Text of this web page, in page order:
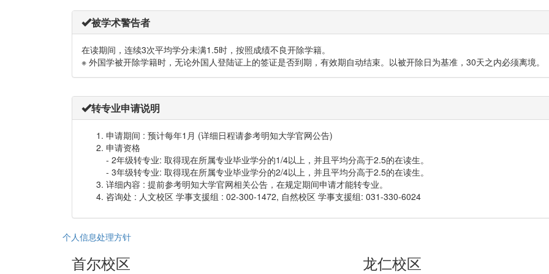
被学术警告者
在读期间，连续3次平均学分未满1.5时，按照成绩不良开除学籍。
※ 外国学被开除学籍时，无论外国人登陆证上的签证是否到期，有效期自动结束。以被开除日为基准，30天之内必须离境。
转专业申请说明
申请期间 : 预计每年1月 (详细日程请参考明知大学官网公告)
申请资格
- 2年级转专业: 取得现在所属专业毕业学分的1/4以上，并且平均分高于2.5的在读生。
- 3年级转专业: 取得现在所属专业毕业学分的2/4以上，并且平均分高于2.5的在读生。
详细内容 : 提前参考明知大学官网相关公告，在规定期间申请才能转专业。
咨询处 : 人文校区 学事支援组 : 02-300-1472, 自然校区 学事支援组: 031-330-6024
个人信息处理方针
首尔校区 龙仁校区